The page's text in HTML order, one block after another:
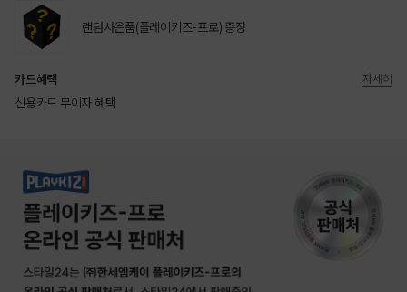
랜덤사은품(플레이키즈-프로) 증정
카드혜택
신용카드 무이자 혜택
자세히